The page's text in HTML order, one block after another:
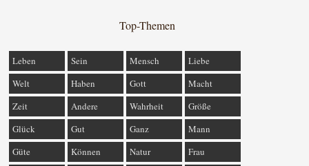
Top-Themen
Leben Sein Mensch
Liebe
Welt
Haben Gott
Macht
Zeit
Andere Wahrheit
Größe
Glück
Gut Ganz
Mann
Güte
Können Natur Frau